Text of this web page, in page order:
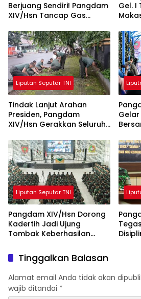
Berjuang Sendiri! Pangdam
XIV/Hsn Tancap Gas
KDKMP dengan Inovasi
Workshop
Gel. I
Liputan Seputar TNI
Tindak Lanjut Arahan
Presiden, Pangdam
XIV/Hsn Gerakkan Seluruh
Lingkungan
Liputan Seputar TNI
Pangdam XIV/Hsn Dorong
Kadertih Jadi Ujung
Tombak Keberhasilan
XIV/Hsn
Tinggalkan Balasan
Alamat email Anda tidak akan
wajib ditandai *